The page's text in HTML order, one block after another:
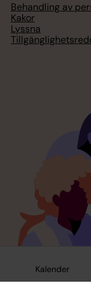
Kalender
Behandling av
Kakor
Lyssna